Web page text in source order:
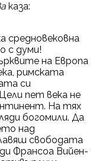
каза:
средновековна
с думи!
на Европа
римската
си
пет века не
На тях
богомили. Да
над
свободата
Франсоа Вийен-